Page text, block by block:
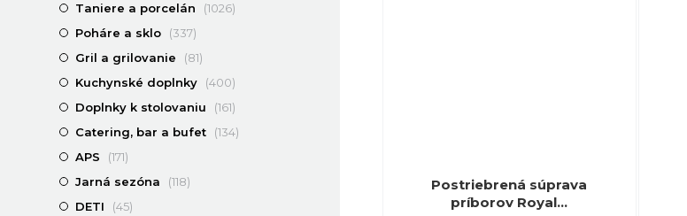
Taniere a porcelán
(1026)
Poháre a sklo
(337)
Gril a grilovanie
(81)
Kuchynské doplnky
(400)
Doplnky k stolovaniu
(161)
Catering, bar a bufet
(134)
APS
(171)
Jarná sezóna
(118)
DETI
(45)
Postriebrená súprava
príborov Royal…